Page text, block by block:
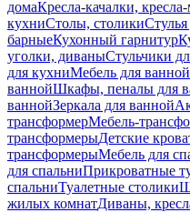
домаКресла-качалки,
кухниСтолы, столики
барныеКухонный гарнитур
уголки, диваныСтульчики
для кухниМебель для ванной
ваннойШкафы, пеналы для
ваннойЗеркала для ванной
трансформерМебель-
трансформерыДетские
трансформерыМебель для
для спальниПрикроватные
спальниТуалетные столики
жилых комнатДиваны,